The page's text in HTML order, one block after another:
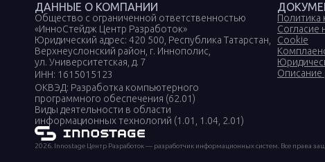
ДАННЫЕ О КОМПАНИИ
Общество с ограниченной ответственностью
«ИнноСтейдж Центр Разработок»
Юридический адрес: 420 500, Республика Татарстан,
Верхнеуслонский район, г. Иннополис,
ул. Университетская, д. 7
ИНН: 1615015123
ОКВЭД: Разработка компьютерного
программного обеспечения (62.01)
Виды деятельности в области
информационных технологий (1.01, 1.04, 2.01)
Политика
Согласие
Cookie
Описание
2026. Innostage Центр Разработок — разработчик информационных систем. Все права